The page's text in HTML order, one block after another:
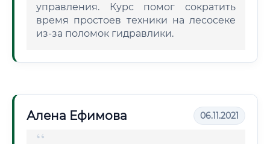
управления. Курс помог сократить
время простоев техники на лесосеке
из-за поломок гидравлики.
Алена Ефимова 06.11.2021